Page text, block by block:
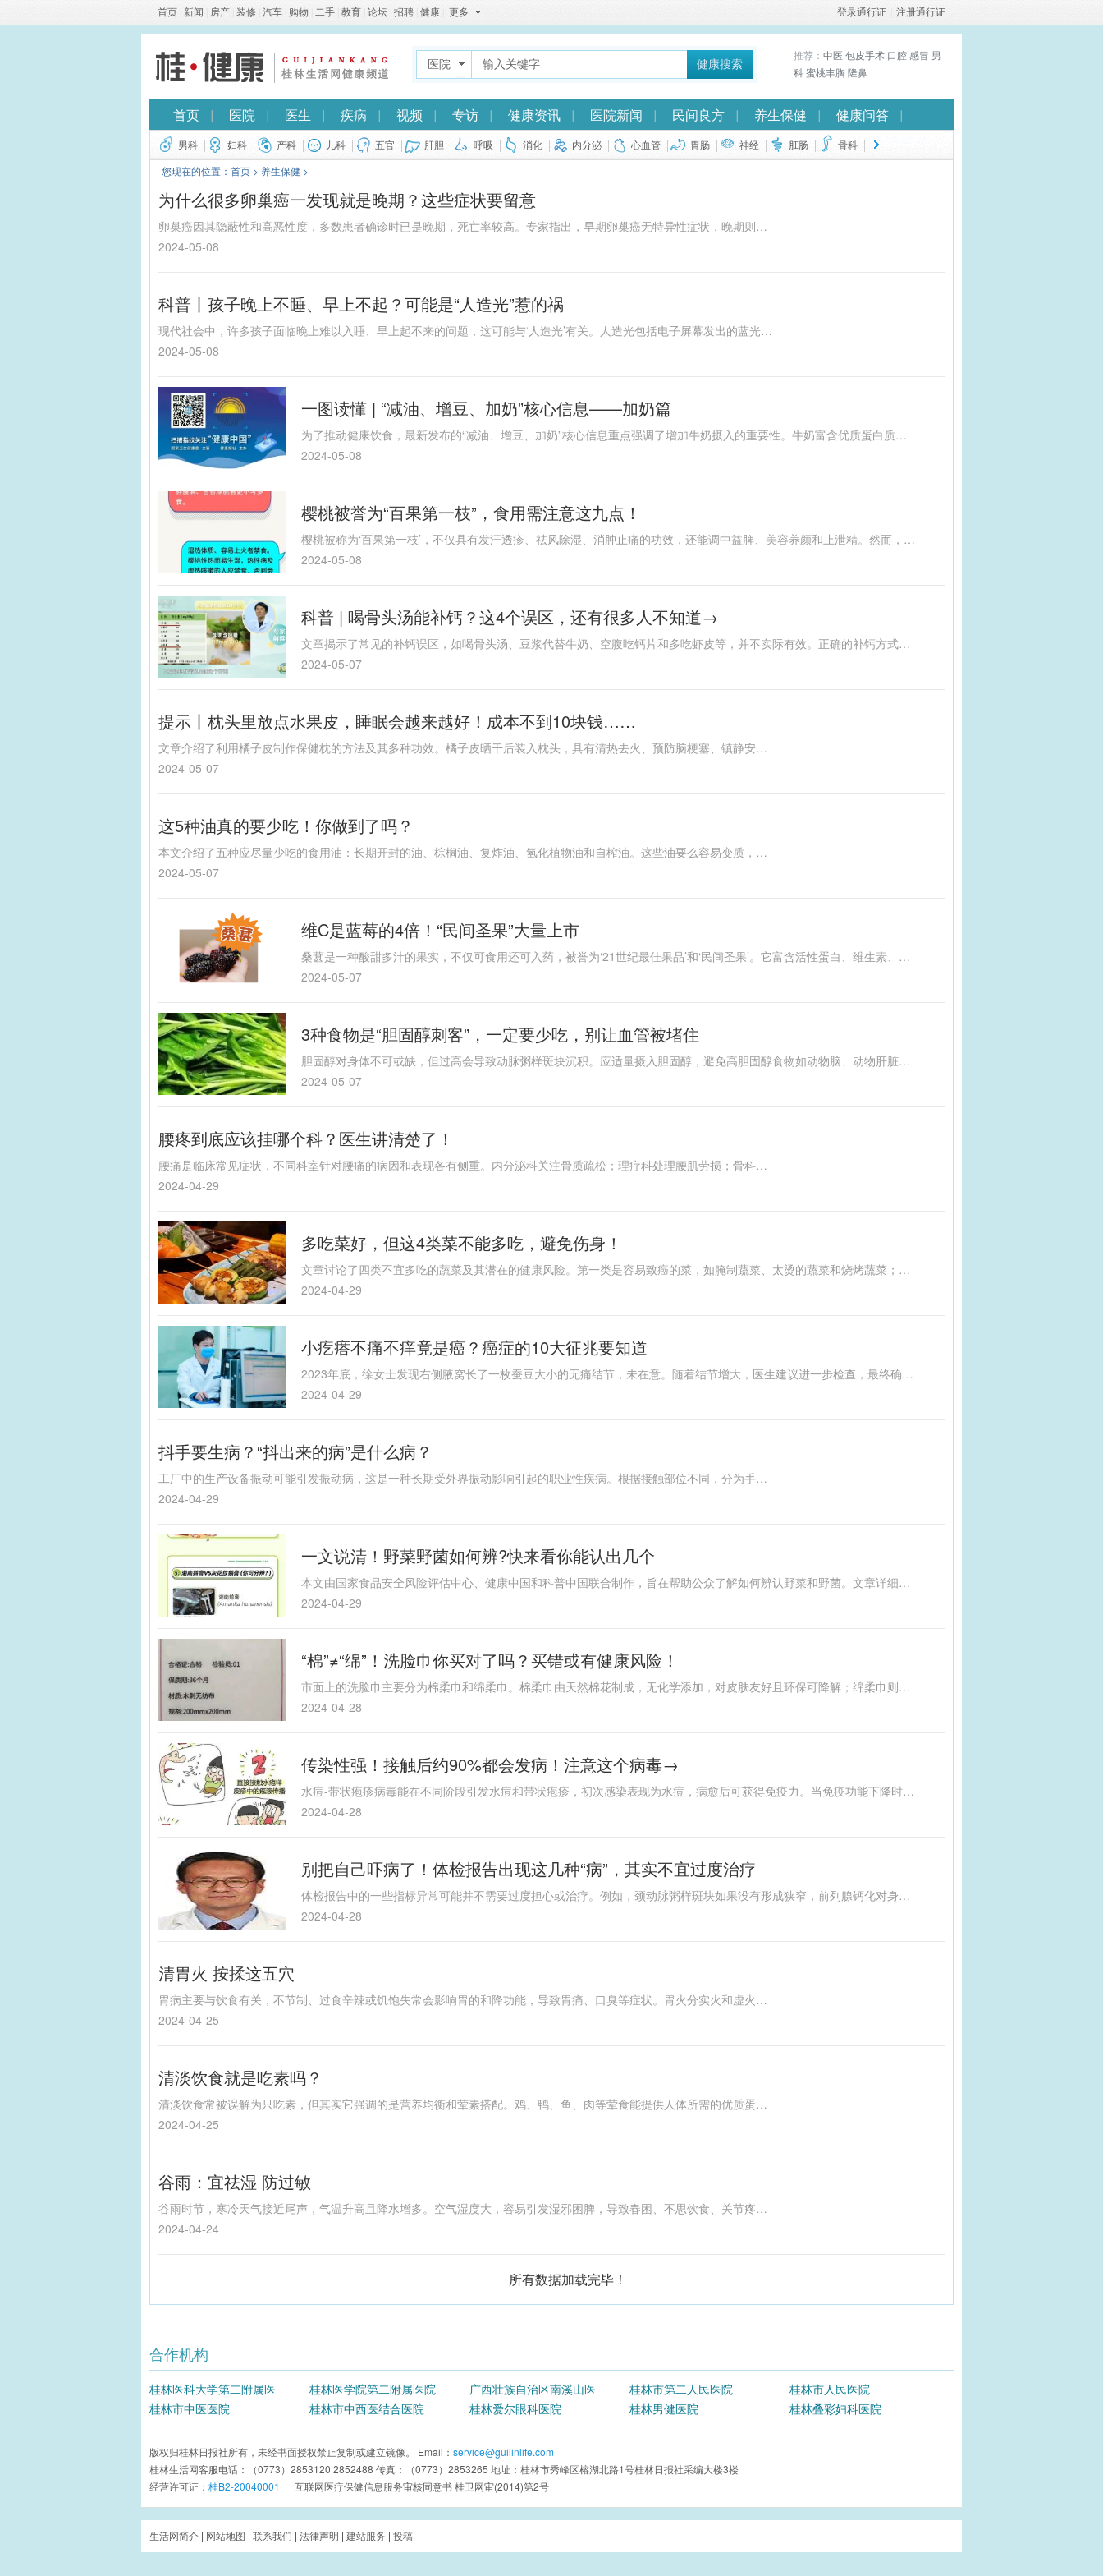
注册通行证
登录通行证
首页 新闻 房产 装修 汽车 购物 二手 教育 论坛 招聘 健康 更多
医院 健康搜索
推荐： 中医 包皮手术 口腔感冒 男
科蜜桃丰胸 隆鼻
首页 医院 医生 疾病 视频 专访 健康资讯 医院新闻 民间良方 养生保健 健康问答
男科 妇科 产科 儿科 五官 肝胆 呼吸 消化 内分泌 心血管 胃肠 神经 肛肠
骨科
您现在的位置： 首页 > 养生保健 >
为什么很多卵巢癌一发现就是晚期？这些症状要留意
卵巢癌因其隐蔽性和高恶性度，多数患者确诊时已是晚期，死亡率较高。专家指出，早期卵巢癌无特异性症状，晚期则表现为腹胀、腹痛等。定期体检如B超有助于早期发现病变。治疗模式为‘手术+化疗+维持治疗’，其中PARP抑制剂等新疗法延长了生存期。基因检测对筛选获益人群和判断遗传性有重要意义。面对卵巢癌，科学治疗和积极心态至关重要，许多患者已实现长期生存。
2024-05-08
科普丨孩子晚上不睡、早上不起？可能是“人造光”惹的祸
现代社会中，许多孩子面临晚上难以入睡、早上起不来的问题，这可能与‘人造光’有关。人造光包括电子屏幕发出的蓝光和室内照明等，会抑制褪黑素分泌，干扰孩子的生物钟和睡眠质量。为改善这一问题，建议减少孩子睡前接触电子设备的时间，营造无光或微光的睡眠环境，如使用遮光窗帘和暖色调小夜灯。同时，增加户外活动和调整饮食也有助于提升孩子的睡眠质量。
2024-05-08
一图读懂 | “减油、增豆、加奶”核心信息——加奶篇
为了推动健康饮食，最新发布的“减油、增豆、加奶”核心信息重点强调了增加牛奶摄入的重要性。牛奶富含优质蛋白质和钙，有助于增强骨骼健康，预防慢性疾病。建议每日适量饮用牛奶或食用其他乳制品，以满足人体对钙和其他营养素的需求。对于儿童和青少年，充足的奶类摄入有助于促进生长发育；对于成年人，尤其是老年人，能够有效维持骨密度，减少骨质疏松的风险。此外，合理搭配豆类和减少油脂摄入，可以进一步优化膳食结构，达到营养均衡的目标。
2024-05-08
樱桃被誉为“百果第一枝”，食用需注意这九点！
樱桃被称为‘百果第一枝’，不仅具有发汗透疹、祛风除湿、消肿止痛的功效，还能调中益脾、美容养颜和止泄精。然而，食用樱桃需注意相关事项，以充分发挥其营养价值和健康功效。相关内容来源于中国中医药报和养生中国微信等平台，强调了樱桃的多重作用及合理食用的重要性。
2024-05-08
科普 | 喝骨头汤能补钙？这4个误区，还有很多人不知道→
文章揭示了常见的补钙误区，如喝骨头汤、豆浆代替牛奶、空腹吃钙片和多吃虾皮等，并不实际有效。正确的补钙方式包括摄入富含钙的食物，如牛奶、荠菜、油菜薹和豆类蔬菜。同时，掌握正确的烹饪技巧（如焯水、加醋）有助于钙的吸收。此外，维生素D和维生素K2对促进钙吸收和维持骨骼健康至关重要，可通过晒太阳、食用鱼类、动物肝脏及发酵豆制品等方式补充。水果中的矿物质也对骨骼有益。
2024-05-07
提示丨枕头里放点水果皮，睡眠会越来越好！成本不到10块钱……
文章介绍了利用橘子皮制作保健枕的方法及其多种功效。橘子皮晒干后装入枕头，具有清热去火、预防脑梗塞、镇静安神等作用，对失眠和神经衰弱有一定缓解效果。橘子皮中的天然挥发油可通过呼吸调节神经，同时还有消炎杀菌功能。制作时需将橘子皮晒至半干，剪成细丝或丁状后装入枕套。需要注意的是，新鲜橘子皮易霉变，使用过程中应及时更换以防止细菌滋生。此方法简单经济，有助于改善睡眠质量。
2024-05-07
这5种油真的要少吃！你做到了吗？
本文介绍了五种应尽量少吃的食用油：长期开封的油、棕榈油、复炸油、氢化植物油和自榨油。这些油要么容易变质，要么含有高量的饱和脂肪或反式脂肪，对健康不利。相反，推荐食用橄榄油、茶籽油、菜籽油等富含单不饱和脂肪酸的油，以及大豆油、葵花籽油等多不饱和脂肪酸比例高的油。此外，建议控制每日烹调油摄入量不超过25克，避免高温烹饪，妥善储存油脂，并定期更换不同种类的食用油以保持脂肪酸平衡。
2024-05-07
维C是蓝莓的4倍！“民间圣果”大量上市
桑葚是一种酸甜多汁的果实，不仅可食用还可入药，被誉为‘21世纪最佳果品’和‘民间圣果’。它富含活性蛋白、维生素、氨基酸、矿物质等，具有滋阴补血、延缓衰老、增强免疫力、降低胆固醇等功效。《本草纲目》中记载其可用于多种病症，如头晕目暗、耳鸣失眠等。不过，大量食用可能引起腹泻，脾胃虚弱或大便稀薄者应少食。此外，桑葚对防治糖尿病有一定作用，但糖尿病患者仍需适量食用。目前正值桑葚上市季节，维C含量是蓝莓的4倍，备受推崇。
2024-05-07
3种食物是“胆固醇刺客”，一定要少吃，别让血管被堵住
胆固醇对身体不可或缺，但过高会导致动脉粥样斑块沉积。应适量摄入胆固醇，避免高胆固醇食物如动物脑、动物肝脏和蛋黄。同时，可通过按摩天枢穴降低血脂。对于已出现血脂升高的人群，建议戒烟、每周至少运动3次、限制饱和脂肪和反式脂肪摄入、每日胆固醇摄入不超过300毫克、多吃果蔬和全谷物、减少饮酒、保持良好睡眠、学会减压、控制体重，并遵医嘱用药。通过这些方法可有效缓解轻度血脂升高问题。
2024-05-07
腰疼到底应该挂哪个科？医生讲清楚了！
腰痛是临床常见症状，不同科室针对腰痛的病因和表现各有侧重。内分泌科关注骨质疏松；理疗科处理腰肌劳损；骨科针对腰椎间盘突出或狭窄；肾内科排查肾动脉或静脉血栓；泌尿外科排除肾绞痛；血液科或肿瘤科检查恶性肿瘤骨转移；风湿科诊断强直性脊柱炎；皮肤科处理带状疱疹。患者需根据具体症状选择合适的科室就诊，以明确病因并进行针对性治疗。本文作者为王立新，来自广东省中医院芳村医院肾病科。
2024-04-29
多吃菜好，但这4类菜不能多吃，避免伤身！
文章讨论了四类不宜多吃的蔬菜及其潜在的健康风险。第一类是容易致癌的菜，如腌制蔬菜、太烫的蔬菜和烧烤蔬菜；第二类是容易导致发胖的菜，如干煸蔬菜、糖油混合蔬菜和油炸蔬菜；第三类是容易伤肾的菜，如含草酸多的蔬菜和钾含量高的蔬菜；第四类是容易引起食物中毒的菜，如含皂苷、氰苷和秋水仙碱的蔬菜。文中还提供了具体的预防措施，例如焯水处理以减少有害物质的摄入。
2024-04-29
小疙瘩不痛不痒竟是癌？癌症的10大征兆要知道
2023年底，徐女士发现右侧腋窝长了一枚蚕豆大小的无痛结节，未在意。随着结节增大，医生建议进一步检查，最终确诊为隐匿性乳腺癌。隐匿性乳腺癌以腋窝淋巴结转移为主要表现，临床误诊率高。癌症早期症状不明显，但有蛛丝马迹：如体重下降、长期咳嗽、口腔溃疡、吞咽困难、咽喉疼痛、排便异常、发热乏力、淋巴结肿大、阴道出血和头痛恶心等。预防癌症需做到“早发现、早诊断、早治疗”。体检报告中，血常规、肝功能、超声及CT检查异常也需警惕癌症可能。
2024-04-29
抖手要生病？“抖出来的病”是什么病？
工厂中的生产设备振动可能引发振动病，这是一种长期受外界振动影响引起的职业性疾病。根据接触部位不同，分为手传振动和全身振动。手传振动常见于使用风动、电动工具等作业，全身振动则多见于驾驶交通工具或在振动平台上作业。手臂振动病是法定职业病，主要表现为手部末梢循环和神经功能障碍，严重时可导致手指变形和肌肉萎缩。影响振动病的因素包括振动频率、幅度、接触时间和强度、环境温度、湿度以及个体差异。预防措施包括改善工作环境、加强个人防护、工作岗位轮换、职业健康监护及保持健康生活方式。
2024-04-29
一文说清！野菜野菌如何辨?快来看你能认出几个
本文由国家食品安全风险评估中心、健康中国和科普中国联合制作，旨在帮助公众了解如何辨认野菜和野菌。文章详细介绍了常见的野菜和野菌种类，并提供了实用的辨认技巧，强调了食用野生植物的安全性和注意事项。通过学习这些知识，读者可以更好地保护自己和家人免受误食有毒植物的风险，同时增加对自然界的了解。
2024-04-29
“棉”≠“绵”！洗脸巾你买对了吗？买错或有健康风险！
市面上的洗脸巾主要分为棉柔巾和绵柔巾。棉柔巾由天然棉花制成，无化学添加，对皮肤友好且环保可降解；绵柔巾则多为聚酯纤维或粘胶纤维等化学纤维组合，可能含有残留化学物质，对皮肤有刺激风险。挑选时应选择标注为“100%棉”或“全棉水刺无纺布”的产品，并优先考虑符合GB/T 40276—2021标准的产品。消费者还可以通过浸水法和燃烧法简单测试柔巾材质。对于敏感肌和新生儿群体，更需谨慎选择以避免不良反应。
2024-04-28
传染性强！接触后约90%都会发病！注意这个病毒→
水痘-带状疱疹病毒能在不同阶段引发水痘和带状疱疹，初次感染表现为水痘，病愈后可获得免疫力。当免疫功能下降时，病毒被激活引发带状疱疹。该病毒传染性强，主要通过飞沫和接触传播，接触水痘患者后约90%会发病，特别容易在集体环境中暴发。水痘症状包括发热、发痒的红斑疹，严重时全身分布。带状疱疹则表现为成群水疱，伴有剧烈神经痛，可能持续数月甚至更久。预防措施包括接种疫苗，个人、家庭和学校应采取隔离、通风、消毒等措施，以减少传播风险。
2024-04-28
别把自己吓病了！体检报告出现这几种“病”，其实不宜过度治疗
体检报告中的一些指标异常可能并不需要过度担心或治疗。例如，颈动脉粥样斑块如果没有形成狭窄，前列腺钙化对身体无负面影响，偶发的心脏早搏和窦性心律不齐不用过度紧张，血常规稍微超标或降低且无症状较常见，生理性乳腺增生可自行消解，多数囊肿和不发炎的骨刺一般无需处理，肺部钙化结节和大部分甲状腺结节也属良性。这些情况通常只需定期复查，保持健康的生活方式即可。
2024-04-28
清胃火 按揉这五穴
胃病主要与饮食有关，不节制、过食辛辣或饥饱失常会影响胃的和降功能，导致胃痛、口臭等症状。胃火分实火和虚火，实火表现为胃脘灼痛、消谷善饥等，多因过食辛热或情志郁结所致；虚火则表现为胃脘嘈杂、饥不欲食等，多因热病后期或过食辛辣引起。调理胃火可选用内庭、支沟、足三里、合谷、中脘等穴位，这些穴位具有健脾和胃、清降胃火的功效，能有效改善胃病症状。
2024-04-25
清淡饮食就是吃素吗？
清淡饮食常被误解为只吃素，但其实它强调的是营养均衡和荤素搭配。鸡、鸭、鱼、肉等荤食能提供人体所需的优质蛋白质和脂肪酸，促进新陈代谢和组织细胞的完整，提高抗病能力并延缓衰老。真正的清淡饮食应以食物多样化为基础，主食以谷薯类为主，适量增加蔬菜水果，经常摄入奶类、豆类及适量鱼、禽、蛋、瘦肉，并做到少油、少盐、少糖。避免长期食用高油、高盐、高糖的加工食品，以防引发高血脂、高血压和高血糖等问题。清淡饮食的关键在于合理搭配和控制摄入量。
2024-04-25
谷雨：宜祛湿 防过敏
谷雨时节，寒冷天气接近尾声，气温升高且降水增多。空气湿度大，容易引发湿邪困脾，导致春困、不思饮食、关节疼痛等症状。建议注意关节保暖，避免淋雨，适当运动出汗，并多食用健脾祛湿的食物如山药、赤小豆等。还可通过按揉足三里、丰隆穴来健脾祛湿。谷雨有喝谷雨茶和食香椿的习俗，有助于消除春困。此外，过敏体质者需注意防护，避免接触过敏源，防止过敏性鼻炎、哮喘等症状的发生。
2024-04-24
所有数据加载完毕！
合作机构
桂林医科大学第二附属医
院
桂林医学院第二附属医院
广西壮族自治区南溪山医
院
桂林市第二人民医院
桂林市人民医院
桂林市中医医院
桂林市中西医结合医院 桂林爱尔眼科医院 桂林男健医院 桂林叠彩妇科医院
版权归桂林日报社所有，未经书面授权禁止复制或建立镜像。 Email： service@guilinlife.com
桂林生活网客服电话：（0773）2853120 2852488 传真：（0773）2853265 地址：桂林市秀峰区榕湖北路1号桂林日报社采编大楼3楼
经营许可证： 桂B2-20040001 互联网医疗保健信息服务审核同意书 桂卫网审(2014)第2号
生活网简介 | 网站地图 | 联系我们 | 法律声明 | 建站服务 | 投稿